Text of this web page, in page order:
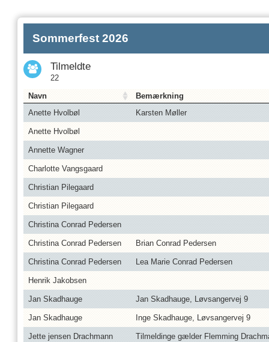
Sommerfest 2026
Tilmeldte
22
Navn
Bemærkning
Anette Hvolbøl
Karsten Møller
Anette Hvolbøl
Annette Wagner
Charlotte Vangsgaard
Christian Pilegaard
Christian Pilegaard
Christina Conrad Pedersen
Christina Conrad Pedersen Brian Conrad Pedersen
Christina Conrad Pedersen Lea Marie Conrad Pedersen
Henrik Jakobsen
Jan Skadhauge Jan Skadhauge, Løvsangervej 9
Jan Skadhauge Inge Skadhauge, Løvsangervej 9
Jette jensen Drachmann Tilmeldinge gælder Flemming